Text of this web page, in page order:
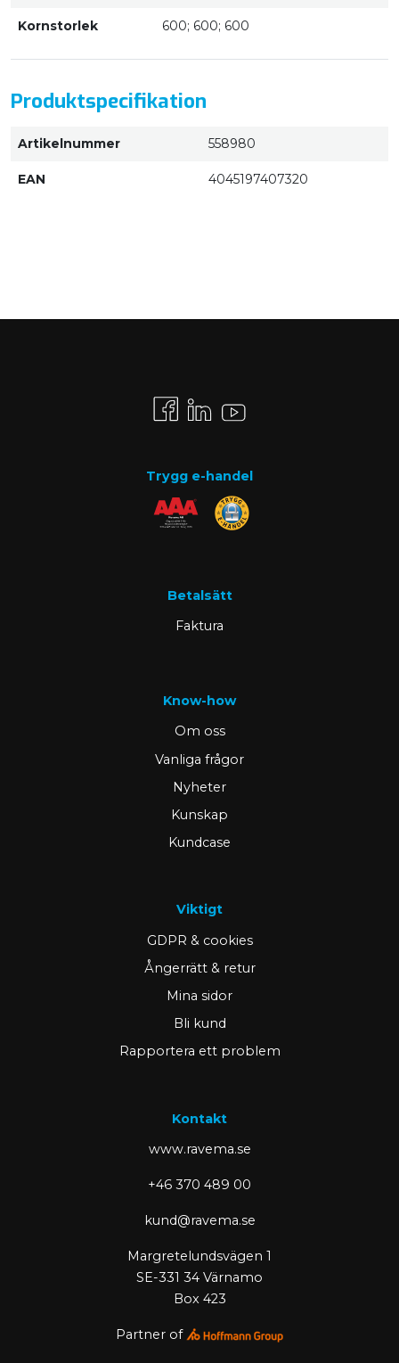
Kornstorlek 600; 600; 600
Produktspecifikation
Artikelnummer 558980
EAN 4045197407320
Trygg e-handel
Betalsätt
Faktura
Know-how
Om oss
Vanliga frågor
Nyheter
Kunskap
Kundcase
Viktigt
GDPR & cookies
Ångerrätt & retur
Mina sidor
Bli kund
Rapportera ett problem
Kontakt
www.ravema.se
+46 370 489 00
kund@ravema.se
Margretelundsvägen 1
SE-331 34 Värnamo
Box 423
Partner of